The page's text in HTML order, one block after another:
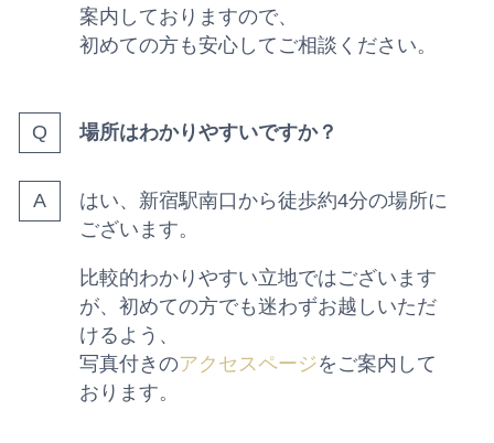
案内しておりますので、
初めての方も安心してご相談ください。
場所はわかりやすいですか？
はい、新宿駅南口から徒歩約4分の場所に
ございます。
比較的わかりやすい立地ではございます
が、初めての方でも迷わずお越しいただ
けるよう、
写真付きのアクセスページをご案内して
おります。